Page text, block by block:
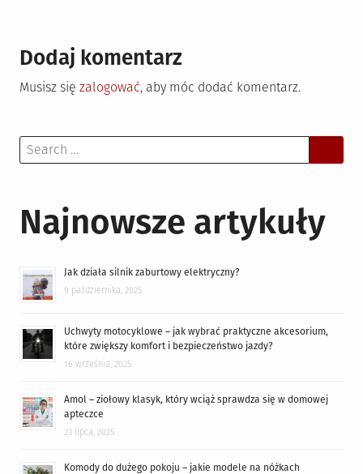
Dodaj komentarz
Musisz się zalogować, aby móc dodać komentarz.
Search
for:
Najnowsze artykuły
Jak działa silnik zaburtowy elektryczny?
9 października, 2025
Uchwyty motocyklowe – jak wybrać praktyczne akcesorium,
które zwiększy komfort i bezpieczeństwo jazdy?
16 września, 2025
Amol – ziołowy klasyk, który wciąż sprawdza się w domowej
apteczce
23 lipca, 2025
Komody do dużego pokoju – jakie modele na nóżkach